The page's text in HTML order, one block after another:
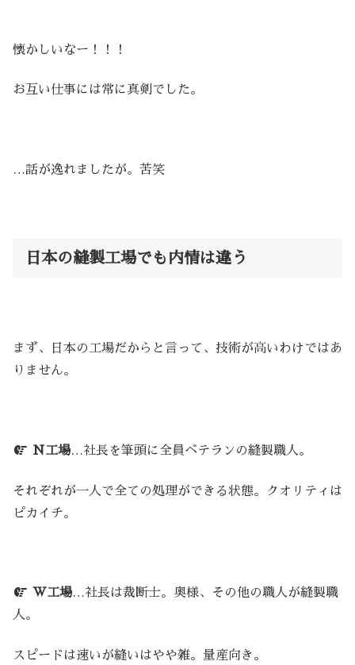
懐かしいなー！！！
お互い仕事には常に真剣でした。
…話が逸れましたが。苦笑
日本の縫製工場でも内情は違う
まず、日本の工場だからと言って、技術が高いわけではあ
りません。
N工場…社長を筆頭に全員ベテランの縫製職人。
それぞれが一人で全ての処理ができる状態。クオリティは
ピカイチ。
W工場…社長は裁断士。奥様、その他の職人が縫製職
人。
スピードは速いが縫いはやや雑。量産向き。